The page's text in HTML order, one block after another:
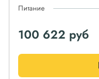
Питание
100 622 руб